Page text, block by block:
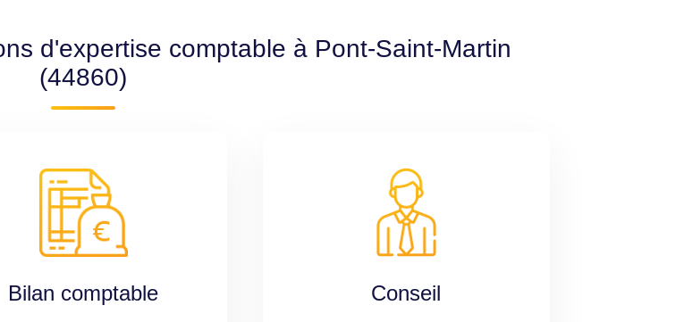
d'expertise comptable à Pont-Saint-Martin
(44860)
Bilan comptable Conseil